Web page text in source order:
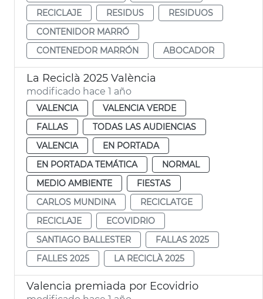
RECICLAJE
RESIDUS
RESIDUOS
CONTENIDOR MARRÓ
CONTENEDOR MARRÓN
ABOCADOR
La Reciclà 2025 València
modificado hace 1 año
VALENCIA
VALENCIA VERDE
FALLAS
TODAS LAS AUDIENCIAS
VALENCIA
EN PORTADA
EN PORTADA TEMÁTICA
NORMAL
MEDIO AMBIENTE
FIESTAS
CARLOS MUNDINA
RECICLATGE
RECICLAJE
ECOVIDRIO
SANTIAGO BALLESTER
FALLAS 2025
FALLES 2025
LA RECICLÀ 2025
Valencia premiada por Ecovidrio